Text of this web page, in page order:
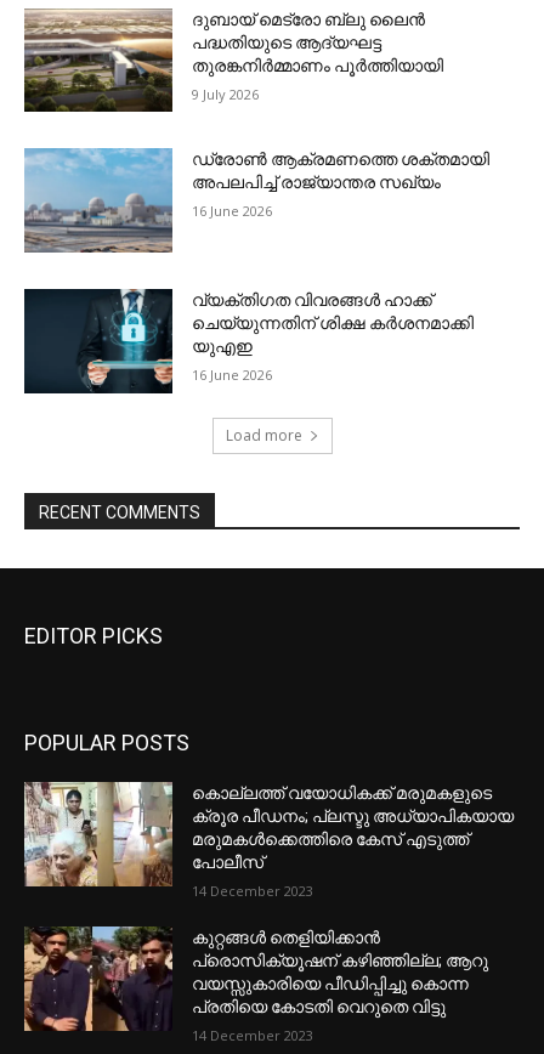
EDITOR PICKS
POPULAR POSTS
കൊല്ലത്ത് വയോധികക്ക് മരുമകളുടെ
ക്രൂര പീഡനം; പ്ലസ്ടു അധ്യാപികയായ
മരുമകൾക്കെത്തിരെ കേസ് എടുത്ത്
പോലീസ്
14 December 2023
കുറ്റങ്ങൾ തെളിയിക്കാൻ
പ്രൊസിക്യൂഷന് കഴിഞ്ഞില്ല; ആറു
വയസ്സുകാരിയെ പീഡിപ്പിച്ചു കൊന്ന
പ്രതിയെ കോടതി വെറുതെ വിട്ടു
14 December 2023